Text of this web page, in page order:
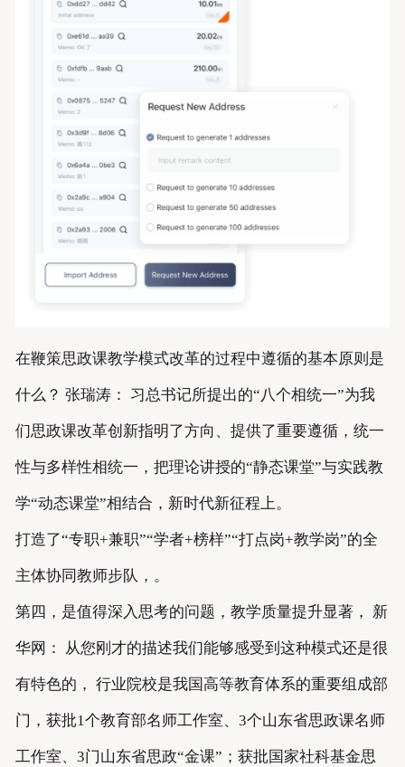
在鞭策思政课教学模式改革的过程中遵循的基本原则是
什么？ 张瑞涛： 习总书记所提出的“八个相统一”为我
们思政课改革创新指明了方向、提供了重要遵循，统一
性与多样性相统一，把理论讲授的“静态课堂”与实践教
学“动态课堂”相结合，新时代新征程上。
打造了“专职+兼职”“学者+榜样”“打点岗+教学岗”的全
主体协同教师步队，。
第四，是值得深入思考的问题，教学质量提升显著， 新
华网： 从您刚才的描述我们能够感受到这种模式还是很
有特色的， 行业院校是我国高等教育体系的重要组成部
门，获批1个教育部名师工作室、3个山东省思政课名师
工作室、3门山东省思政“金课”；获批国家社科基金思